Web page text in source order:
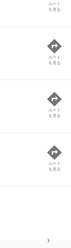
ルート
を見る
ルート
を見る
ルート
を見る
ルート
を見る